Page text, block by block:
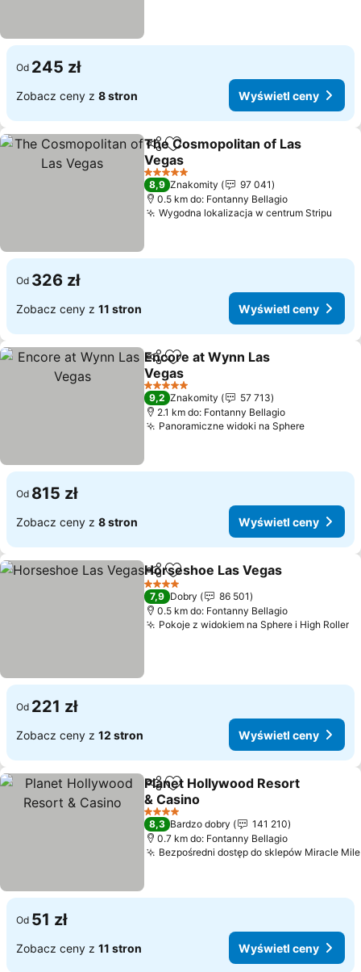
Od 245 zł
Zobacz ceny z 8 stron Wyświetl ceny
Udostępnij
Dodaj do ulubionych
The Cosmopolitan of Las
Vegas
Wyświetl ceny
5 Kategoria
8,9 Znakomity
97 041
0.5 km do: Fontanny Bellagio
Wygodna lokalizacja w centrum Stripu
Od 326 zł
Zobacz ceny z 11 stron Wyświetl ceny
Udostępnij
Dodaj do ulubionych
Encore at Wynn Las
Vegas
Wyświetl ceny
5 Kategoria
9,2 Znakomity
57 713
2.1 km do: Fontanny Bellagio
Panoramiczne widoki na Sphere
Od 815 zł
Zobacz ceny z 8 stron Wyświetl ceny
UdostępnijDodaj do ulubionych
Horseshoe Las Vegas
4 Kategoria
7,9 Dobry
86 501
0.5 km do: Fontanny Bellagio
Pokoje z widokiem na Sphere i High Roller
Od 221 zł
Zobacz ceny z 12 stron Wyświetl ceny
Udostępnij
Dodaj do ulubionych
Planet Hollywood Resort
& Casino
Wyświetl ceny
4 Kategoria
8,3 Bardzo dobry
141 210
0.7 km do: Fontanny Bellagio
Bezpośredni dostęp do sklepów Miracle Mile
Od 51 zł
Zobacz ceny z 11 stron Wyświetl ceny